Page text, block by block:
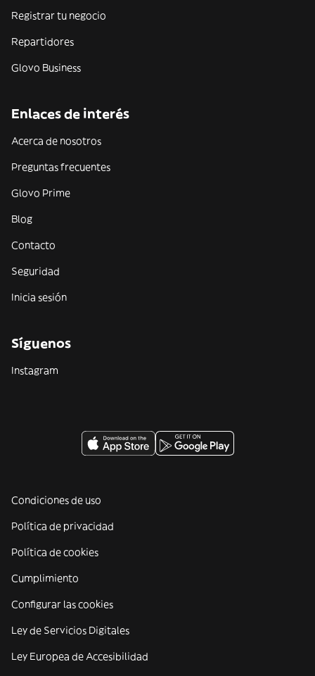
Registrar tu negocio
Repartidores
Glovo Business
Enlaces de interés
Acerca de nosotros
Preguntas frecuentes
Glovo Prime
Blog
Contacto
Seguridad
Inicia sesión
Síguenos
Instagram
Condiciones de uso
Política de privacidad
Política de cookies
Cumplimiento
Configurar las cookies
Ley de Servicios Digitales
Ley Europea de Accesibilidad